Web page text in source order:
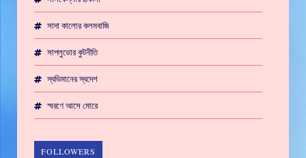
সাদা কালোর কলমবাজি
সাপলুডোর কুটনীতি
স্বভিমানের স্বদেশ
স্মরণে আসে মোরে
FOLLOWERS